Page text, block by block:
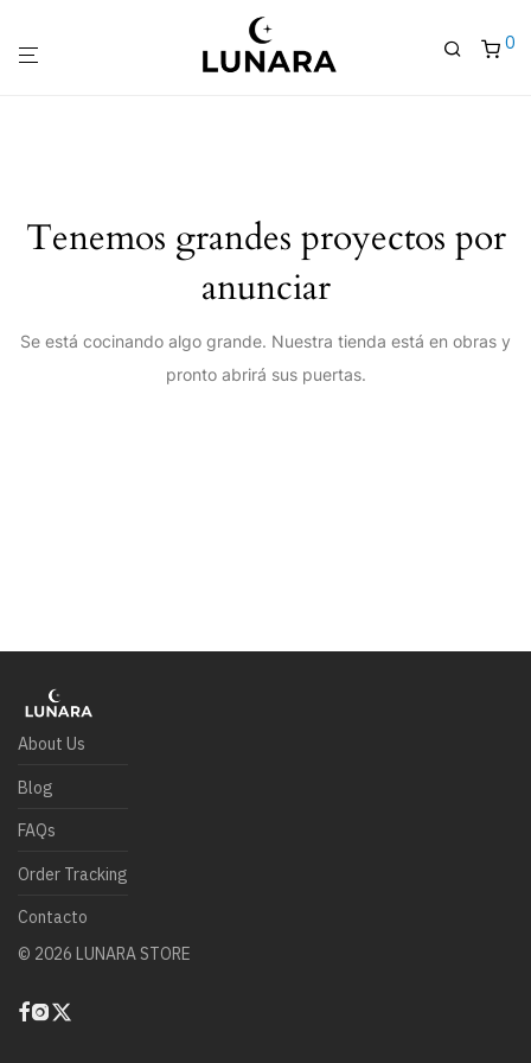
0
Tenemos grandes proyectos por
anunciar
Se está cocinando algo grande. Nuestra tienda está en obras y
pronto abrirá sus puertas.
About Us
Blog
FAQs
Order Tracking
Contacto
© 2026 LUNARA STORE